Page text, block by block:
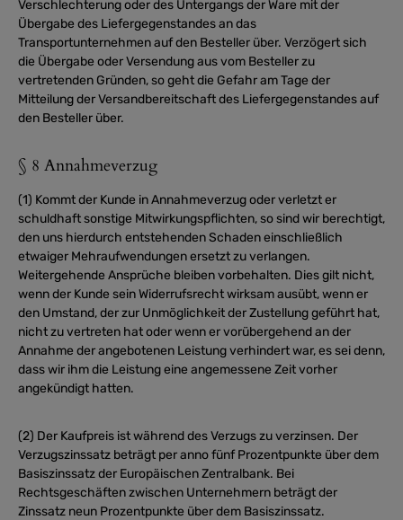
Verschlechterung oder des Untergangs der Ware mit der
Übergabe des Liefergegenstandes an das
Transportunternehmen auf den Besteller über. Verzögert sich
die Übergabe oder Versendung aus vom Besteller zu
vertretenden Gründen, so geht die Gefahr am Tage der
Mitteilung der Versandbereitschaft des Liefergegenstandes auf
den Besteller über.
§ 8 Annahmeverzug
(1) Kommt der Kunde in Annahmeverzug oder verletzt er
schuldhaft sonstige Mitwirkungspflichten, so sind wir berechtigt,
den uns hierdurch entstehenden Schaden einschließlich
etwaiger Mehraufwendungen ersetzt zu verlangen.
Weitergehende Ansprüche bleiben vorbehalten. Dies gilt nicht,
wenn der Kunde sein Widerrufsrecht wirksam ausübt, wenn er
den Umstand, der zur Unmöglichkeit der Zustellung geführt hat,
nicht zu vertreten hat oder wenn er vorübergehend an der
Annahme der angebotenen Leistung verhindert war, es sei denn,
dass wir ihm die Leistung eine angemessene Zeit vorher
angekündigt hatten.
(2) Der Kaufpreis ist während des Verzugs zu verzinsen. Der
Verzugszinssatz beträgt per anno fünf Prozentpunkte über dem
Basiszinssatz der Europäischen Zentralbank. Bei
Rechtsgeschäften zwischen Unternehmern beträgt der
Zinssatz neun Prozentpunkte über dem Basiszinssatz.